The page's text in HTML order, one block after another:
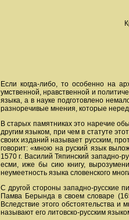
Если когда-либо, то особенно на
умственной, нравственной и
языка, а в науке подготовлено
разноречивые мнения, которые
В старых памятниках это наречие
другим языком, при чем в статуте
своих изданий называет русским,
говорит: «мною на руский язык
1570 г. Василий Тяпинский западно-
есми, иже бы сию книгу,
неумеетность языка словенского
С другой стороны западно-русские
Памва Берында в своем словаре
Вследствие этого обстоятельства
называют его литовско-русским